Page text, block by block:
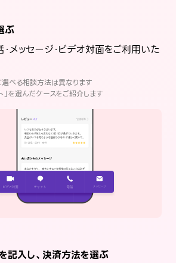
ぶ
・メッセージ・ビデオ対面をご利用いた
べる相談方法は異なります
」を選んだケースをご紹介します
記入し、決済方法を選ぶ